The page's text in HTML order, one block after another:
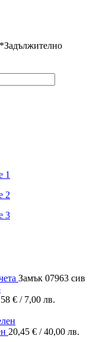
*Задължително
Замък 07963 сив
€ / 7,00 лв.
20,45 € / 40,00 лв.